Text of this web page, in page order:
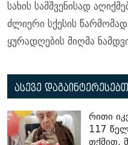
სახის სამშვენისად
ძლიერი სქესის
ყურადღების მიღმა
ასევე დაგაინტერესებთ
რითი
117
თქმით,